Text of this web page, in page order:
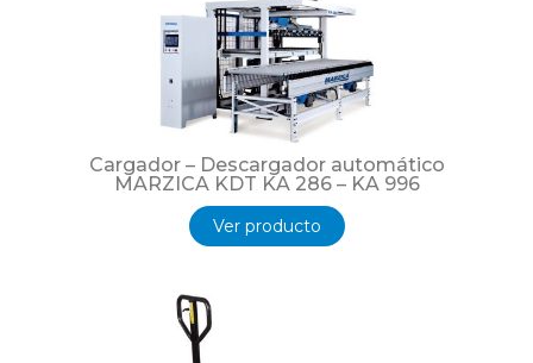
Cargador – Descargador automático
MARZICA KDT KA 286 – KA 996
Ver producto